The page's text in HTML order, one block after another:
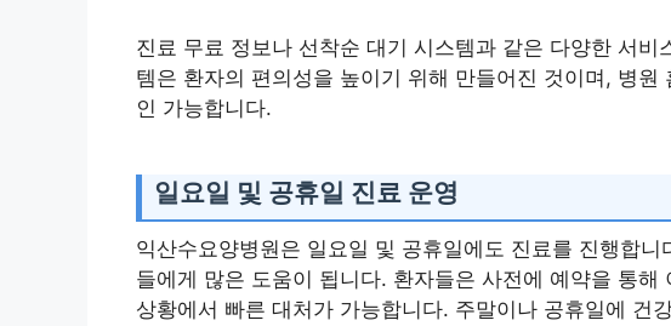
진료 무료 정보나 선착순 대기 시스템과 같은 다양한 서
템은 환자의 편의성을 높이기 위해 만들어진 것이며, 병
인 가능합니다.
일요일 및 공휴일 진료 운영
익산수요양병원은 일요일 및 공휴일에도 진료를 진행합
들에게 많은 도움이 됩니다. 환자들은 사전에 예약을 통
상황에서 빠른 대처가 가능합니다. 주말이나 공휴일에 건